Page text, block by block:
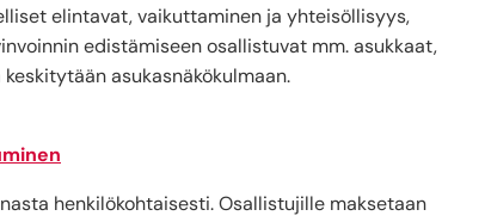
elintavat, vaikuttaminen ja yhteisöllisyys,
edistämiseen osallistuvat mm. asukkaat,
asukasnäkökulmaan.
henkilökohtaisesti. Osallistujille maksetaan